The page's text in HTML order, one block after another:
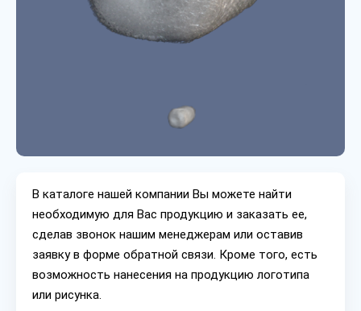
В каталоге нашей компании Вы можете найти
необходимую для Вас продукцию и заказать ее,
сделав звонок нашим менеджерам или оставив
заявку в форме обратной связи. Кроме того, есть
возможность нанесения на продукцию логотипа
или рисунка.